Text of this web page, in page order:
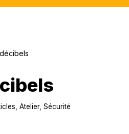
Atelier, Sécurité